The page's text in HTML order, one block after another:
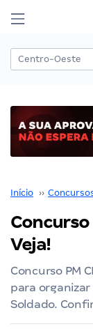
Início ››
Concurso
Veja!
Concurso PM
para
Soldado.